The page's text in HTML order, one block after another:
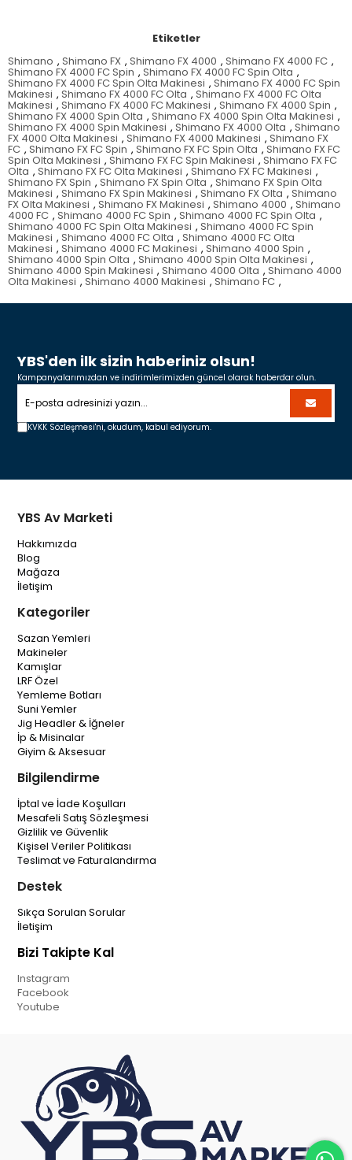
Etiketler
Shimano , Shimano FX , Shimano FX 4000 , Shimano FX 4000 FC ,
Shimano FX 4000 FC Spin , Shimano FX 4000 FC Spin Olta ,
Shimano FX 4000 FC Spin Olta Makinesi , Shimano FX 4000 FC Spin
Makinesi , Shimano FX 4000 FC Olta , Shimano FX 4000 FC Olta
Makinesi , Shimano FX 4000 FC Makinesi , Shimano FX 4000 Spin ,
Shimano FX 4000 Spin Olta , Shimano FX 4000 Spin Olta Makinesi ,
Shimano FX 4000 Spin Makinesi , Shimano FX 4000 Olta , Shimano
FX 4000 Olta Makinesi , Shimano FX 4000 Makinesi , Shimano FX
FC , Shimano FX FC Spin , Shimano FX FC Spin Olta , Shimano FX FC
Spin Olta Makinesi , Shimano FX FC Spin Makinesi , Shimano FX FC
Olta , Shimano FX FC Olta Makinesi , Shimano FX FC Makinesi ,
Shimano FX Spin , Shimano FX Spin Olta , Shimano FX Spin Olta
Makinesi , Shimano FX Spin Makinesi , Shimano FX Olta , Shimano
FX Olta Makinesi , Shimano FX Makinesi , Shimano 4000 , Shimano
4000 FC , Shimano 4000 FC Spin , Shimano 4000 FC Spin Olta ,
Shimano 4000 FC Spin Olta Makinesi , Shimano 4000 FC Spin
Makinesi , Shimano 4000 FC Olta , Shimano 4000 FC Olta
Makinesi , Shimano 4000 FC Makinesi , Shimano 4000 Spin ,
Shimano 4000 Spin Olta , Shimano 4000 Spin Olta Makinesi ,
Shimano 4000 Spin Makinesi , Shimano 4000 Olta , Shimano 4000
Olta Makinesi , Shimano 4000 Makinesi , Shimano FC ,
YBS'den ilk sizin haberiniz olsun!
Kampanyalarımızdan ve indirimlerimizden güncel olarak haberdar olun.
KVKK Sözleşmesi'ni, okudum, kabul ediyorum.
YBS Av Marketi
Hakkımızda
Blog
Mağaza
İletişim
Kategoriler
Sazan Yemleri
Makineler
Kamışlar
LRF Özel
Yemleme Botları
Suni Yemler
Jig Headler & İğneler
İp & Misinalar
Giyim & Aksesuar
Bilgilendirme
İptal ve İade Koşulları
Mesafeli Satış Sözleşmesi
Gizlilik ve Güvenlik
Kişisel Veriler Politikası
Teslimat ve Faturalandırma
Destek
Sıkça Sorulan Sorular
İletişim
Bizi Takipte Kal
Instagram
Facebook
Youtube